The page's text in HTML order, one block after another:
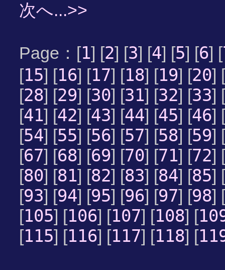
次へ...>>
Page：[1] [2] [3] [4] [5] [6] [
[15] [16] [17] [18] [19] [20] [
[28] [29] [30] [31] [32] [33] [
[41] [42] [43] [44] [45] [46] [
[54] [55] [56] [57] [58] [59] [
[67] [68] [69] [70] [71] [72] [
[80] [81] [82] [83] [84] [85] [
[93] [94] [95] [96] [97] [98] [
[105] [106] [107] [108] [
[115] [116] [117] [118] [